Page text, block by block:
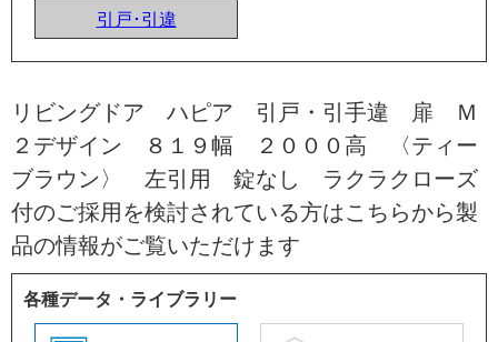
引戸･引違
リビングドア ハピア 引戸・引手違 扉 Ｍ
２デザイン ８１９幅 ２０００高 〈ティー
ブラウン〉 左引用 錠なし ラクラクローズ
付のご採用を検討されている方はこちらから製
品の情報がご覧いただけます
各種データ・ライブラリー